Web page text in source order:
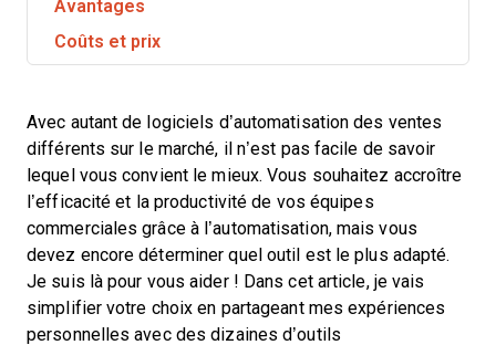
Avantages
Coûts et prix
Avec autant de logiciels d’automatisation des ventes
différents sur le marché, il n’est pas facile de savoir
lequel vous convient le mieux. Vous souhaitez accroître
l’efficacité et la productivité de vos équipes
commerciales grâce à l’automatisation, mais vous
devez encore déterminer quel outil est le plus adapté.
Je suis là pour vous aider ! Dans cet article, je vais
simplifier votre choix en partageant mes expériences
personnelles avec des dizaines d’outils